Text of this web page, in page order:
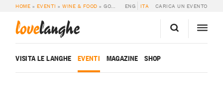
HOME » EVENTI »WINE & FOOD »GOODWINE: CENA SOTTO GLI ANTICHI IPPOCASTANI ENG ITA CARICA UN EVENTO
lovelanghe
VISITA LE LANGHE EVENTI MAGAZINE SHOP